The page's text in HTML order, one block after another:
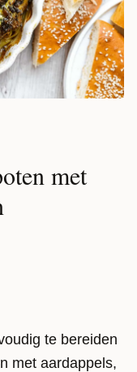
met
te bereiden
met aardappels,